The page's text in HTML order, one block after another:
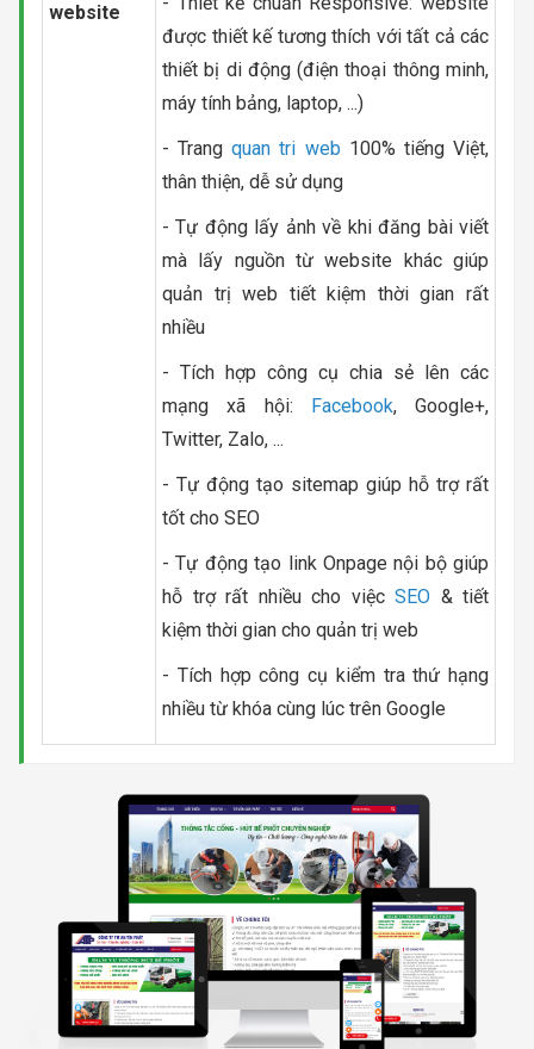
website
được thiết kế tương thích với tất cả các
thiết bị di động (điện thoại thông minh,
máy tính bảng, laptop, ...)
- Trangquan tri web 100% tiếng Việt,
thân thiện, dễ sử dụng
- Tự động lấy ảnh về khi đăng bài viết
mà lấy nguồn từ website khác giúp
quản trị web tiết kiệm thời gian rất
nhiều
- Tích hợp công cụ chia sẻ lên các
mạng xã hội: Facebook, Google+,
Twitter, Zalo, ...
- Tự động tạo sitemap giúp hỗ trợ rất
tốt cho SEO
- Tự động tạo link Onpage nội bộ giúp
hỗ trợ rất nhiều cho việc SEO & tiết
kiệm thời gian cho quản trị web
- Tích hợp công cụ kiểm tra thứ hạng
nhiều từ khóa cùng lúc trên Google